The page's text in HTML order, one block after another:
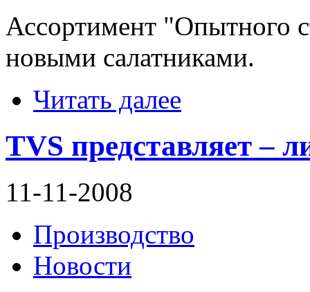
Ассортимент "Опытного
новыми салатниками.
Читать далее
TVS представляет –
11-11-2008
Производство
Новости